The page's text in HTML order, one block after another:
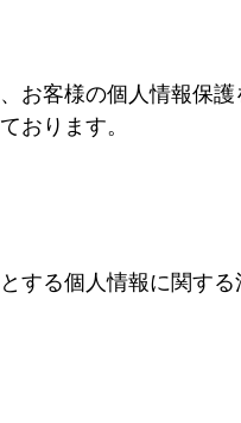
お客様の個人情報保護
おります。
する個人情報に関する